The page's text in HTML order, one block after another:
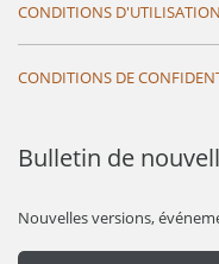
CONDITIONS D'UTILISATION
CONDITIONS DE
Bulletin de
Nouvelles versions,